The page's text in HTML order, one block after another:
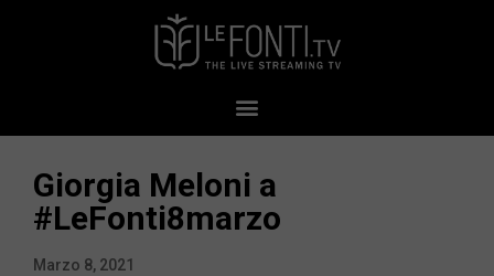
Giorgia Meloni a
#LeFonti8marzo
Marzo 8, 2021